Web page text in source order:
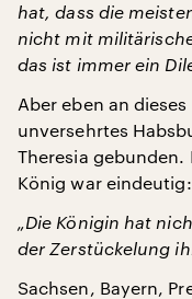
hat, dass die
nicht mit
das ist immer ein
Aber eben an
unversehrtes
Theresia
König war eindeutig:
„Die Königin hat
der Zerstückelung
Sachsen, Bayern,